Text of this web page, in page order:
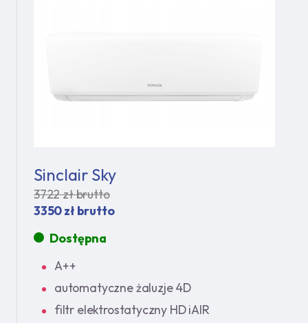
Sinclair Sky
3722 zł brutto
3350 zł brutto
Dostępna
A++
automatyczne żaluzje 4D
filtr elektrostatyczny HD iAIR